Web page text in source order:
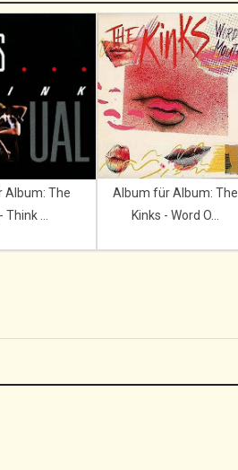
Album: The
Think ...
Album für Album: The
Kinks - Word O...